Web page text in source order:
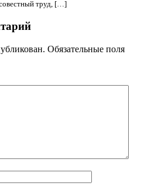
труд, […]
Обязательные поля